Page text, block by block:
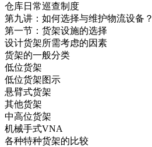
仓库日常巡查制度
第九讲：如何选择与维护物流设备？
第一节：货架设施的选择
设计货架所需考虑的因素
货架的一般分类
低位货架
低位货架图示
悬臂式货架
其他货架
中高位货架
机械手式VNA
各种特种货架的比较